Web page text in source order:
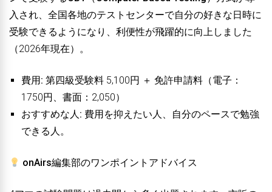
入され、全国各地のテストセンターで自分の好きな日時に
受験できるようになり、利便性が飛躍的に向上しました
（2026年現在）。
費用: 第四級受験料 5,100円 ＋ 免許申請料（電子：
1750円、書面：2,050）
おすすめな人: 費用を抑えたい人、自分のペースで勉強
できる人。
onAirs編集部のワンポイントアドバイス